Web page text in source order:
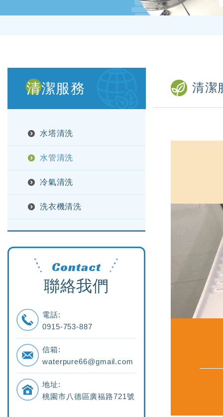
清潔服務
水塔清洗
水管清洗
冷氣清洗
洗衣機清洗
Contact
聯絡我們
電話:
0915-753-887
信箱:
waterpure66@gmail.com
地址:
桃園市八德區廣福路721號
清潔